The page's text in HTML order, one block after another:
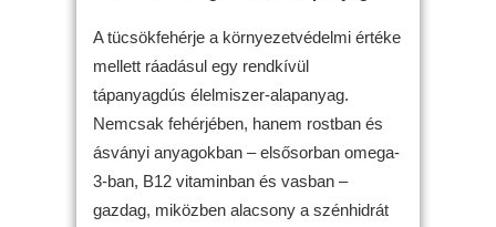
A tücsökfehérje a környezetvédelmi értéke
mellett ráadásul egy rendkívül
tápanyagdús élelmiszer-alapanyag.
Nemcsak fehérjében, hanem rostban és
ásványi anyagokban – elsősorban omega-
3-ban, B12 vitaminban és vasban –
gazdag, miközben alacsony a szénhidrát